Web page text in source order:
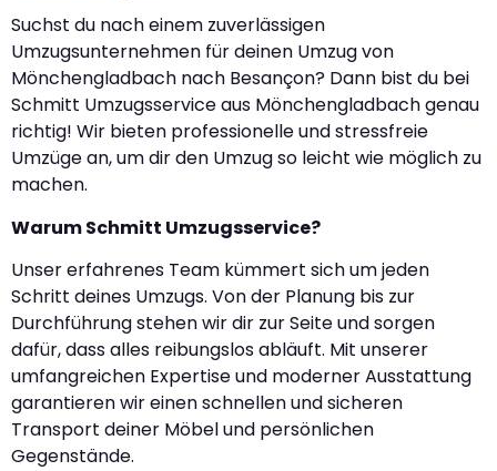
Suchst du nach einem zuverlässigen
Umzugsunternehmen für deinen Umzug von
Mönchengladbach nach Besançon? Dann bist du bei
Schmitt Umzugsservice aus Mönchengladbach genau
richtig! Wir bieten professionelle und stressfreie
Umzüge an, um dir den Umzug so leicht wie möglich zu
machen.
Warum Schmitt Umzugsservice?
Unser erfahrenes Team kümmert sich um jeden
Schritt deines Umzugs. Von der Planung bis zur
Durchführung stehen wir dir zur Seite und sorgen
dafür, dass alles reibungslos abläuft. Mit unserer
umfangreichen Expertise und moderner Ausstattung
garantieren wir einen schnellen und sicheren
Transport deiner Möbel und persönlichen
Gegenstände.